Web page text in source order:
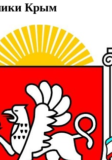
Крым